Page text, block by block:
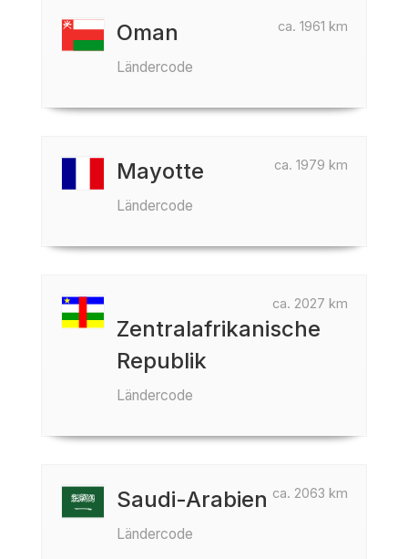
ca. 1961 km
Oman
Ländercode
ca. 1979 km
Mayotte
Ländercode
ca. 2027 km
Zentralafrikanische
Republik
Ländercode
ca. 2063 km
Saudi-Arabien
Ländercode